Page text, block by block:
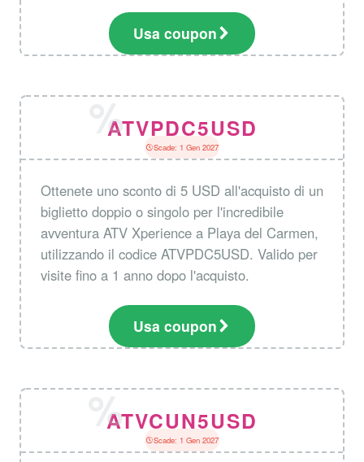
Usa coupon
Scade: 1 Gen 2027
ATVPDC5USD
Ottenete uno sconto di 5 USD all'acquisto di un
biglietto doppio o singolo per l'incredibile
avventura ATV Xperience a Playa del Carmen,
utilizzando il codice ATVPDC5USD. Valido per
visite fino a 1 anno dopo l'acquisto.
Usa coupon
Scade: 1 Gen 2027
ATVCUN5USD